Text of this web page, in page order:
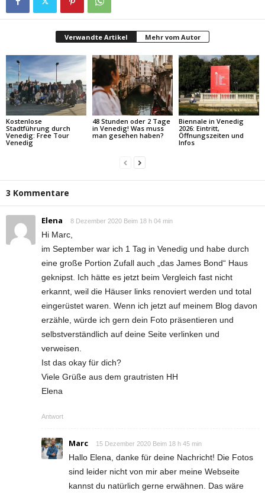
Verwandte Artikel Mehr vom Autor
Kostenlose
Stadtführung durch
Venedig: Free Tour
Venedig
48 Stunden oder 2 Tage
in Venedig! Was muss
man gesehen haben?
Biennale in Venedig
2026: Eintritt,
Öffnungszeiten und
Infos
3 Kommentare
Elena 8 Dezember 2020 Beim 18 h 04 min
Hi Marc,
im September war ich 1 Tag in Venedig und habe durch
eine große Portion Zufall auch „das James Bond“ Haus
geknipst. Ich hätte es jetzt beim Vergleich fast nicht
erkannt, weil die Häuser links renoviert werden und total
eingerüstet waren. Wenn ich jetzt auf meinem Blog davon
erzähle, würde ich gern dein Foto präsentieren und
selbstverständlich auf deine Seite verlinken und
verweisen.
Ist das okay für dich?
Viele Grüße aus dem grautristen HH
Elena
Antwort
Marc 15 Dezember 2020 Beim 18 h 45 min
Hallo Elena, danke für deine Nachricht! Die Fotos
sind leider nicht von mir aber meine Webseite
kannst du natürlich gerne erwähnen. Das wäre